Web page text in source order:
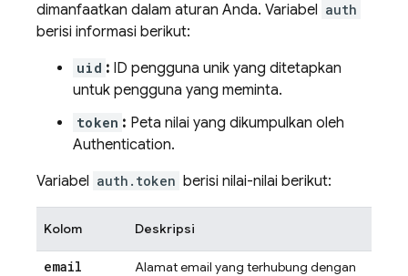
dimanfaatkan dalam aturan Anda. Variabel auth
berisi informasi berikut:
uid : ID pengguna unik yang ditetapkan
untuk pengguna yang meminta.
token : Peta nilai yang dikumpulkan oleh
Authentication.
Variabel auth.token berisi nilai-nilai berikut:
Kolom Deskripsi
email
Alamat email yang terhubung dengan